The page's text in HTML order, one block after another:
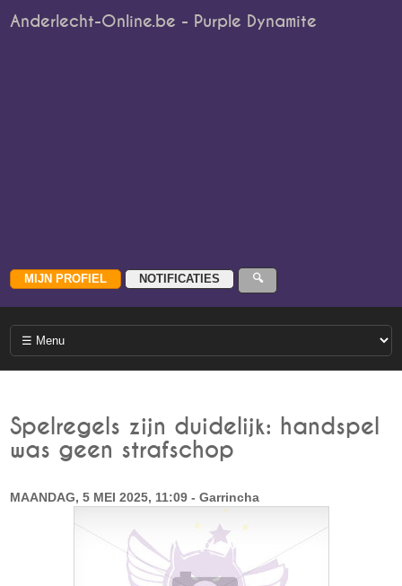
Anderlecht-Online.be - Purple Dynamite
Spelregels zijn duidelijk: handspel
was geen strafschop
MAANDAG, 5 MEI 2025, 11:09 - Garrincha